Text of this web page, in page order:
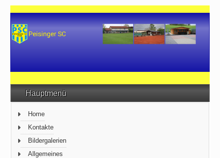
Hauptmenü
Home
Kontakte
Bildergalerien
Allgemeines